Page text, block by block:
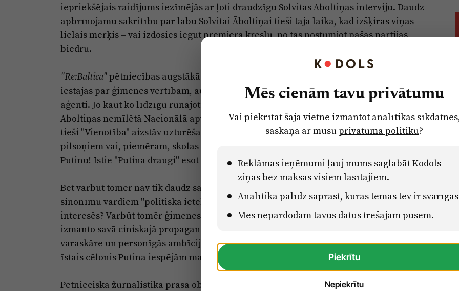
iepriekšējais raidījums iezīmējās ar ļoti draudzīgu Solvitas Āboltiņas interviju. Daudz
apbrīnojamu sakritību par labu Solvitai Āboltiņai tieši tajā laikā, kad izšķiras viņas
lielais mērķis – vai izdosies iegūt premjera krēslu, no tās nostumjot pašas partijas
biedru.
"Re:Baltica"pētniecības augstākā kvintesence ir mājiens, ka visi Saeimas deputāti, kas
iestājas par ģimenes vērtībām, automātiski esot Krievijas propagandas ietekmes
aģenti. Jo kaut ko līdzīgu runājot arī Putins. Protams, vislielākie Putina draugi esot
Āboltiņas nemīlētā Nacionālā apvienība un arī Reģionu apvienība. Tas taču nekas, ka
tieši "Vienotība" aizstāv uzturēšanās atļauju tirdzniecības atvieglošanu Krievijas
pilsoņiem vai, piemēram, skolas krievu valodā! Tā taču nav nekāda draudzība ar
Putinu! Īstie "Putina draugi" esot tie, kam svarīga ir laulība un ģimenes jēdziens.
Bet varbūt tomēr nav tik daudz sakritību? Varbūt "pētnieciskā žurnālistika" kļuvis par
sinonīmu vārdiem "politiskā ietekmēšana", un tā notiek tieši Solvitas Āboltiņas
interesēs? Varbūt tomēr ģimenes un laulības svarīgums nemainās no tā, vai Putins to
izmanto savā ciniskajā propagandā? Varbūt tieši vērtību trūkums vai, pareizāk sakot,
varaskāre un personīgās ambīcijas kā vienīgā vērtība dažu ietekmīgu politiķu vidū ir
īstais cēlonis Putina iespējām manipulēt arī ar Latvijas sabiedrības domu?
Pētnieciskā žurnālistika prasa objektivitāti un kritisku vērtēšanu. Šķiet, ka ļoti kritiski
Mēs cienām tavu privātumu
Vai piekrītat šajā vietnē izmantot analītikas
saskaņā ar mūsuprivātuma politiku?
Reklāmas ieņēmumi ļauj mums saglabāt Kodols
ziņas bez maksas visiem lasītājiem.
Analītika palīdz saprast, kuras tēmas tev ir
Mēs nepārdodam tavus datus trešajām pusēm.
Piekrītu
Nepiekrītu